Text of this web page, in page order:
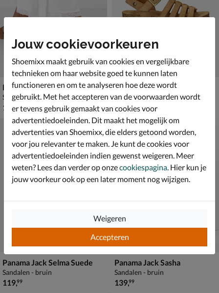
Panama Jack Valle
Sleehak - cognac
€ 139,99
139,99
Panama Jack Sasha
Sandalen - cognac
€ 139,99
139,99
Panama Jack Selma Suede
Sandalen - bruin
€ 119,99
119,99
Panama Jack Sasha
Sandalen - bruin
€ 139,99
139,99
Jouw cookievoorkeuren
Shoemixx maakt gebruik van cookies en vergelijkbare
technieken om haar website goed te kunnen laten
functioneren en om te analyseren hoe deze wordt
gebruikt. Met het accepteren van de voorwaarden wordt
er tevens gebruik gemaakt van cookies voor
advertentiedoeleinden. Dit maakt het mogelijk om
advertenties van Shoemixx, die elders getoond worden,
voor jou relevanter te maken. Je kunt de cookies voor
advertentiedoeleinden indien gewenst weigeren. Meer
weten? Lees dan verder op onzecookiespagina . Hier kun je
jouw voorkeur ook op een later moment nog wijzigen.
Accepteren
Weigeren